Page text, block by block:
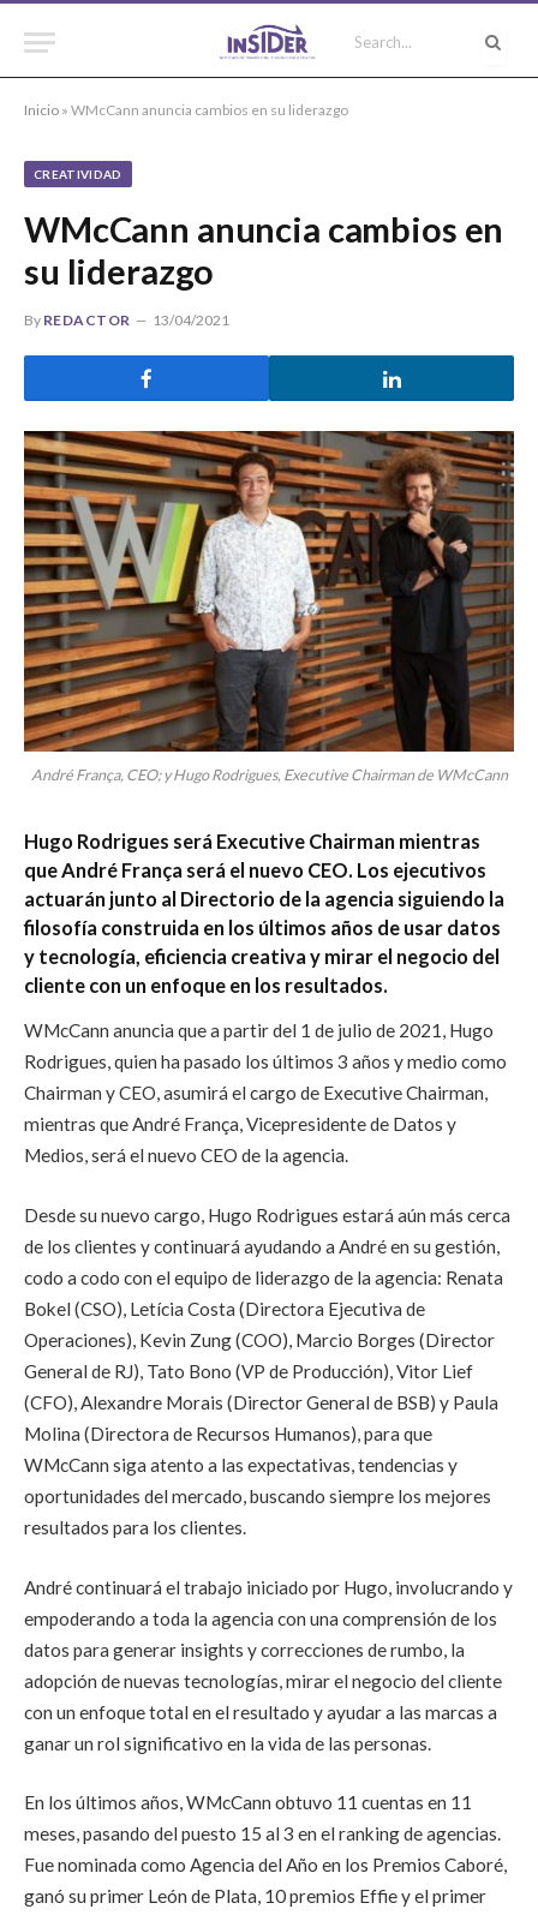
Inicio » WMcCann anuncia cambios en su liderazgo
CREATIVIDAD
WMcCann anuncia cambios en
su liderazgo
By REDACTOR 13/04/2021
André França, CEO; y Hugo Rodrigues, Executive Chairman de WMcCann
Hugo Rodrigues será Executive Chairman mientras
que André França será el nuevo CEO. Los ejecutivos
actuarán junto al Directorio de la agencia siguiendo la
filosofía construida en los últimos años de usar datos
y tecnología, eficiencia creativa y mirar el negocio del
cliente con un enfoque en los resultados.
WMcCann anuncia que a partir del 1 de julio de 2021, Hugo
Rodrigues, quien ha pasado los últimos 3 años y medio como
Chairman y CEO, asumirá el cargo de Executive Chairman,
mientras que André França, Vicepresidente de Datos y
Medios, será el nuevo CEO de la agencia.
Desde su nuevo cargo, Hugo Rodrigues estará aún más cerca
de los clientes y continuará ayudando a André en su gestión,
codo a codo con el equipo de liderazgo de la agencia: Renata
Bokel (CSO), Letícia Costa (Directora Ejecutiva de
Operaciones), Kevin Zung (COO), Marcio Borges (Director
General de RJ), Tato Bono (VP de Producción), Vitor Lief
(CFO), Alexandre Morais (Director General de BSB) y Paula
Molina (Directora de Recursos Humanos), para que
WMcCann siga atento a las expectativas, tendencias y
oportunidades del mercado, buscando siempre los mejores
resultados para los clientes.
André continuará el trabajo iniciado por Hugo, involucrando y
empoderando a toda la agencia con una comprensión de los
datos para generar insights y correcciones de rumbo, la
adopción de nuevas tecnologías, mirar el negocio del cliente
con un enfoque total en el resultado y ayudar a las marcas a
ganar un rol significativo en la vida de las personas.
En los últimos años, WMcCann obtuvo 11 cuentas en 11
meses, pasando del puesto 15 al 3 en el ranking de agencias.
Fue nominada como Agencia del Año en los Premios Caboré,
ganó su primer León de Plata, 10 premios Effie y el primer